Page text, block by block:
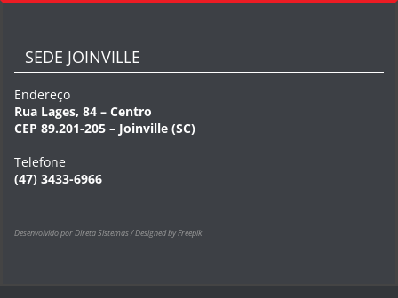
SEDE JOINVILLE
Endereço
Rua Lages, 84 – Centro
CEP 89.201-205 – Joinville (SC)
Telefone
(47) 3433-6966
Desenvolvido por Direta Sistemas /Designed by Freepik